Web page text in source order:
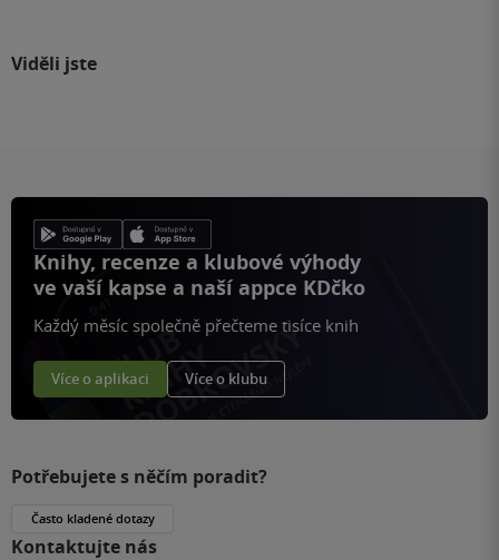
Viděli jste
Knihy, recenze a klubové výhody
ve vaší kapse a naší appce KDčko
Každý měsíc společně přečteme tisíce knih
Více o aplikaci Více o klubu
Potřebujete s něčím poradit?
Často kladené dotazy
Kontaktujte nás